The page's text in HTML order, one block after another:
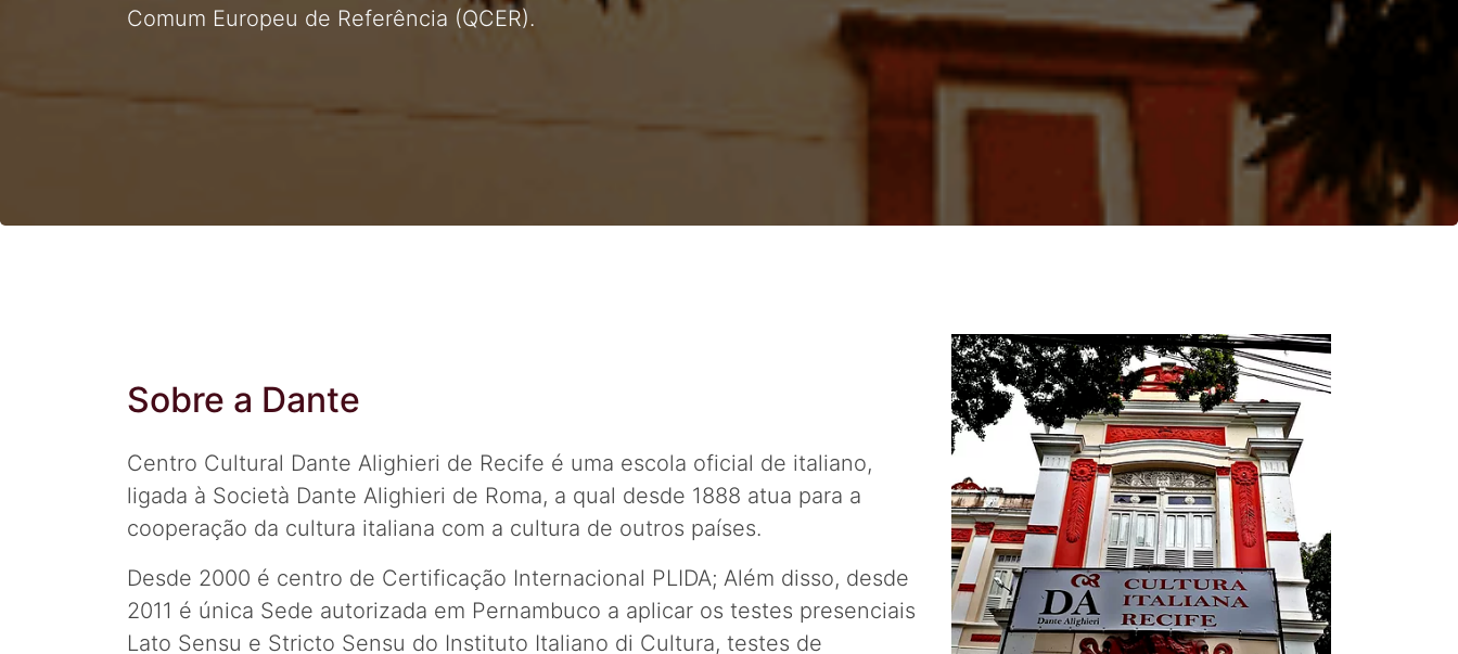
Comum Europeu de Referência (QCER).
Sobre a Dante
Centro Cultural Dante Alighieri de Recife é uma escola oficial de italiano,
ligada à Società Dante Alighieri de Roma, a qual desde 1888 atua para a
cooperação da cultura italiana com a cultura de outros países.
Desde 2000 é centro de Certificação Internacional PLIDA; Além disso, desde
2011 é única Sede autorizada em Pernambuco a aplicar os testes presenciais
Lato Sensu e Stricto Sensu do Instituto Italiano di Cultura, testes de